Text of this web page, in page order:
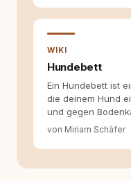
WIKI
Hundebett
Ein Hundebett ist
die deinem Hund
und gegen
von Miriam Schäfer